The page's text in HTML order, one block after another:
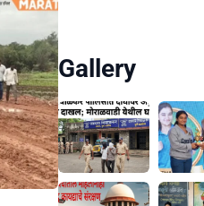
Gallery